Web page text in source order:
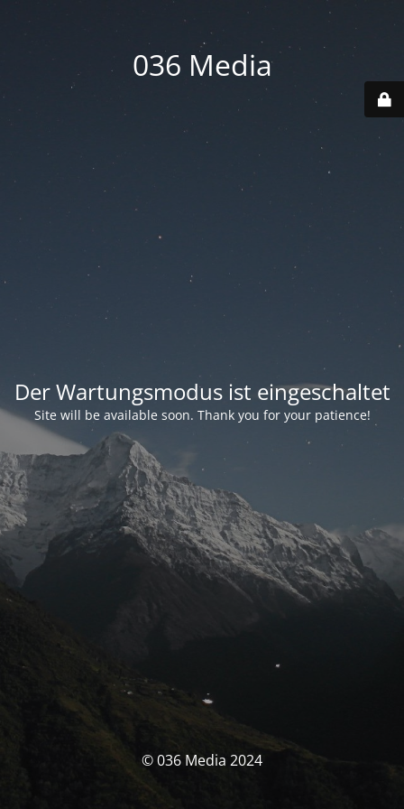
036 Media
Der Wartungsmodus ist eingeschaltet
Site will be available soon. Thank you for your patience!
© 036 Media 2024